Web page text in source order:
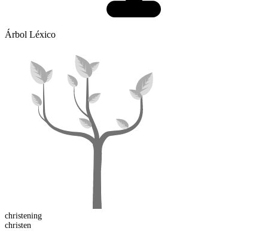
Árbol Léxico
christening
christen